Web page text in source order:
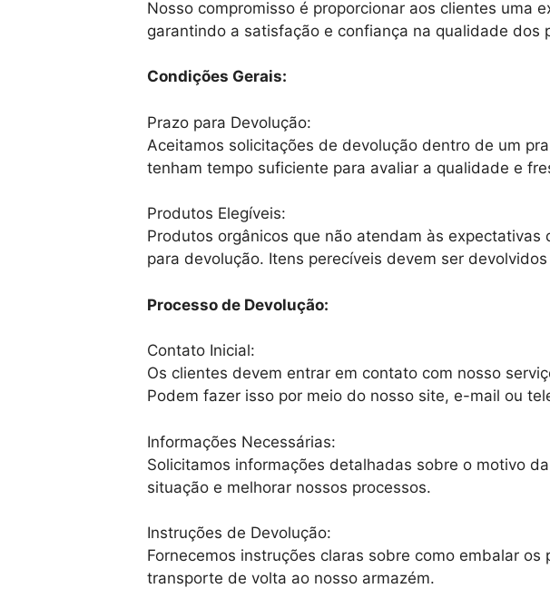
Nosso compromisso é proporcionar aos clientes uma
garantindo a satisfação e confiança na qualidade
Condições Gerais:
Prazo para Devolução:
Aceitamos solicitações de devolução dentro de um
tenham tempo suficiente para avaliar a qualidade e
Produtos Elegíveis:
Produtos orgânicos que não atendam às
para devolução. Itens perecíveis devem ser
Processo de Devolução:
Contato Inicial:
Os clientes devem entrar em contato com nosso
Podem fazer isso por meio do nosso site, e-mail ou
Informações Necessárias:
Solicitamos informações detalhadas sobre o motivo
situação e melhorar nossos processos.
Instruções de Devolução:
Fornecemos instruções claras sobre como embalar
transporte de volta ao nosso armazém.